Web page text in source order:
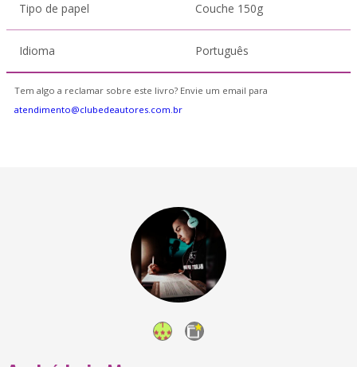
Tipo de papel Couche 150g
Idioma Português
Tem algo a reclamar sobre este livro? Envie um email para
atendimento@clubedeautores.com.br